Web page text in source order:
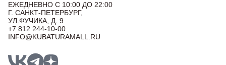
ЕЖЕДНЕВНО С 10:00 ДО 22:00
Г. САНКТ-ПЕТЕРБУРГ,
УЛ.ФУЧИКА, Д. 9
+7 812 244-10-00
INFO@KUBATURAMALL.RU